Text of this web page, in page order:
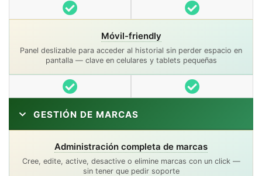
Incluido Incluido
Móvil-friendly
Panel deslizable para acceder al historial sin perder espacio en
pantalla — clave en celulares y tablets pequeñas
Incluido Incluido
GESTIÓN DE MARCAS
Administración completa de marcas
Cree, edite, active, desactive o elimine marcas con un click —
sin tener que pedir soporte